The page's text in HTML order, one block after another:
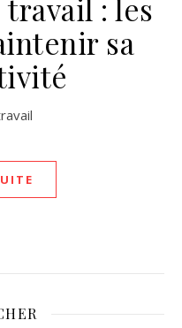
: les
sa